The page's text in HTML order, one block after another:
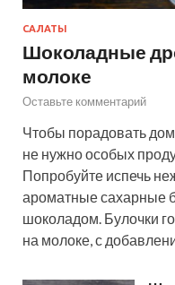
САЛАТЫ
Шоколадные
молоке
Оставьте комментарий
Чтобы порадовать
не нужно особых
Попробуйте испечь
ароматные сахарные
шоколадом. Булочки
на молоке, с